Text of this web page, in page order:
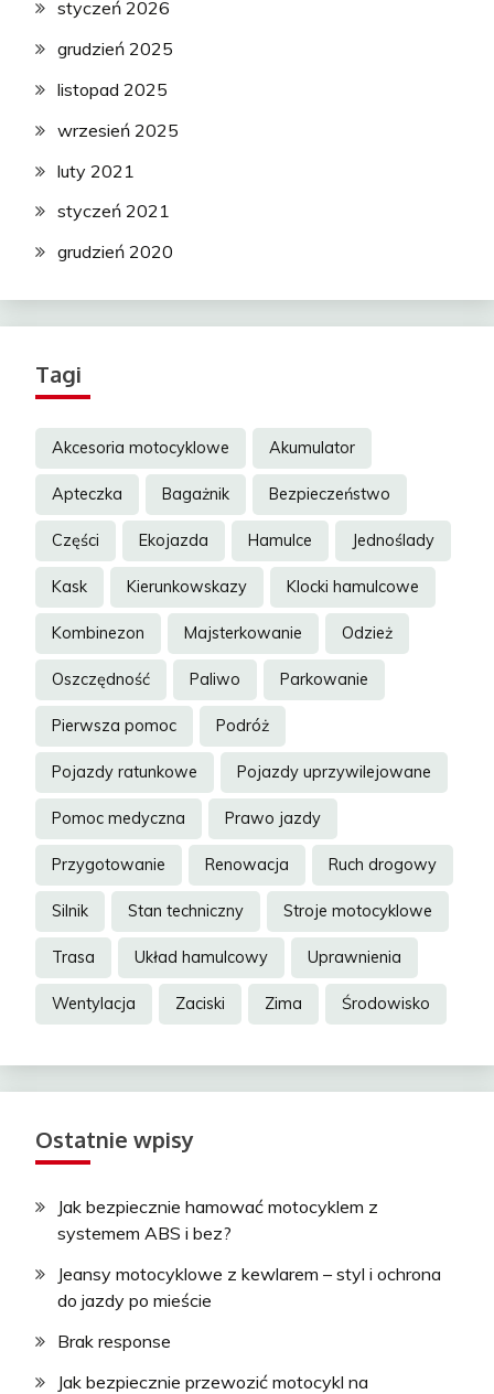
styczeń 2026
grudzień 2025
listopad 2025
wrzesień 2025
luty 2021
styczeń 2021
grudzień 2020
Tagi
Akcesoria motocyklowe Akumulator
Apteczka Bagażnik Bezpieczeństwo
Części Ekojazda Hamulce Jednoślady
Kask Kierunkowskazy Klocki hamulcowe
Kombinezon Majsterkowanie Odzież
Oszczędność Paliwo Parkowanie
Pierwsza pomoc Podróż
Pojazdy ratunkowe Pojazdy uprzywilejowane
Pomoc medyczna Prawo jazdy
Przygotowanie Renowacja Ruch drogowy
Silnik Stan techniczny Stroje motocyklowe
Trasa Układ hamulcowy Uprawnienia
Wentylacja Zaciski Zima Środowisko
Ostatnie wpisy
Jak bezpiecznie hamować motocyklem z
systemem ABS i bez?
Jeansy motocyklowe z kewlarem – styl i ochrona
do jazdy po mieście
Brak response
Jak bezpiecznie przewozić motocykl na